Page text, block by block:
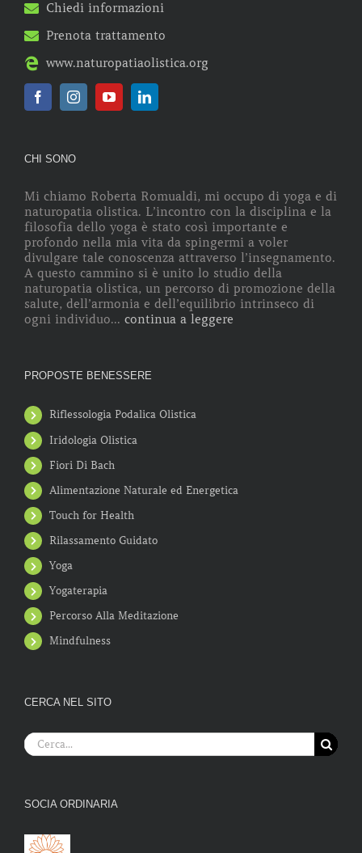
Chiedi informazioni
Prenota trattamento
www.naturopatiaolistica.org
CHI SONO
Mi chiamo Roberta Romualdi, mi occupo di yoga e di
naturopatia olistica. L’incontro con la disciplina e la
filosofia dello yoga è stato così importante e
profondo nella mia vita da spingermi a voler
divulgare tale conoscenza attraverso l’insegnamento.
A questo cammino si è unito lo studio della
naturopatia olistica, un percorso di promozione della
salute, dell’armonia e dell’equilibrio intrinseco di
ogni individuo... continua a leggere
PROPOSTE BENESSERE
Riflessologia Podalica Olistica
Iridologia Olistica
Fiori Di Bach
Alimentazione Naturale ed Energetica
Touch for Health
Rilassamento Guidato
Yoga
Yogaterapia
Percorso Alla Meditazione
Mindfulness
CERCA NEL SITO
Cerca
per:
SOCIA ORDINARIA